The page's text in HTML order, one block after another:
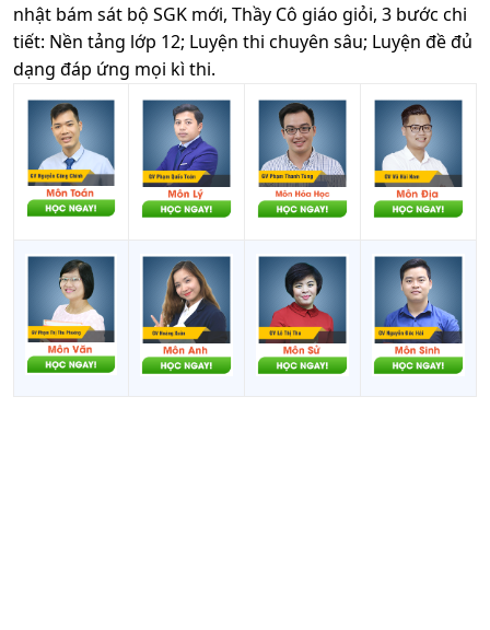
nhật bám sát bộ SGK mới, Thầy Cô giáo giỏi, 3 bước chi
tiết: Nền tảng lớp 12; Luyện thi chuyên sâu; Luyện đề đủ
dạng đáp ứng mọi kì thi.